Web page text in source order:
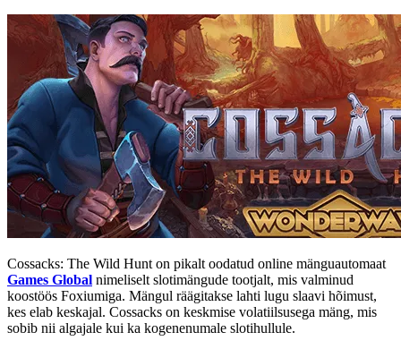
Cossacks: The Wild Hunt on pikalt oodatud online mänguautomaat
Games Global nimeliselt slotimängude tootjalt, mis valminud
koostöös Foxiumiga. Mängul räägitakse lahti lugu slaavi hõimust,
kes elab keskajal. Cossacks on keskmise volatiilsusega mäng, mis
sobib nii algajale kui ka kogenenumale slotihullule.